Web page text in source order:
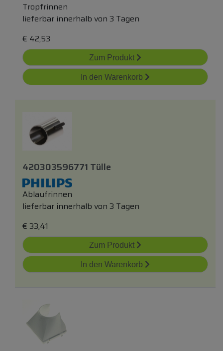
Tropfrinnen
lieferbar innerhalb von 3 Tagen
€ 42,53
Zum Produkt
In den Warenkorb
420303596771 Tülle
Ablaufrinnen
lieferbar innerhalb von 3 Tagen
€ 33,41
Zum Produkt
In den Warenkorb